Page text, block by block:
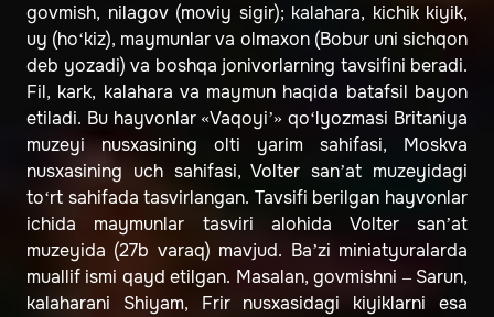
govmish, nilagov (moviy sigir); kalahara, kichik kiyik,
uy (ho‘kiz), maymunlar va olmaxon (Bobur uni sichqon
deb yozadi) va boshqa jonivorlarning tavsifini beradi.
Fil, kark, kalahara va maymun haqida batafsil bayon
etiladi. Bu hayvonlar «Vaqoyi’» qo‘lyozmasi Britaniya
muzeyi nusxasining olti yarim sahifasi, Moskva
nusxasining uch sahifasi, Volter san’at muzeyidagi
to‘rt sahifada tasvirlangan. Tavsifi berilgan hayvonlar
ichida maymunlar tasviri alohida Volter san’at
muzeyida (27b varaq) mavjud. Ba’zi miniatyuralarda
muallif ismi qayd etilgan. Masalan, govmishni – Sarun,
kalaharani Shiyam, Frir nusxasidagi kiyiklarni esa